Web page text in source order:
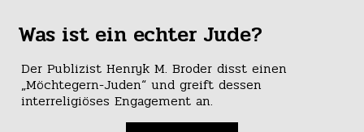
Was ist ein echter Jude?
Der Publizist Henryk M. Broder disst einen
„Möchtegern-Juden“ und greift dessen
interreligiöses Engagement an.